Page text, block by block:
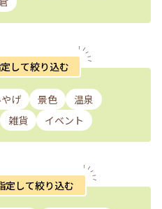
して絞り込む
げ 景色
温泉
雑貨 イベント
定して絞り込む